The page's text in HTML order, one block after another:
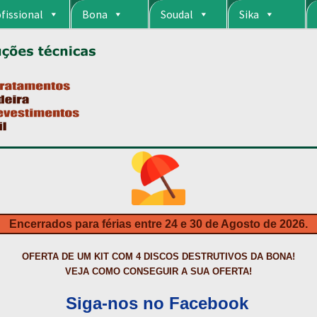
Bona Soudal Sika
CARRINHO CART
DA BONA?
HIDROFUGANTES
PRODUTOS ECOLÓGICOS CERTIFICADOS
DE BETÃO COM FERRO À VISTA REVESTIMENTO DE TANQUES E
TERMOS E CONDIÇÕESTINTA PROTEÇÃOTINTASTRATAMENTO
Encerrados para férias entre 24 e 30 de Agosto de 2026.
OFERTA DE UM KIT COM 4 DISCOS DESTRUTIVOS DA BONA!
VEJA COMO CONSEGUIR A SUA OFERTA!
Siga-nos no Facebook